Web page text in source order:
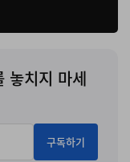
이 이미지가 내부
며, ‘루시드 레드’,
공식 경고를 보
월에는 차기 모델인
놓치지 마세
구독하기